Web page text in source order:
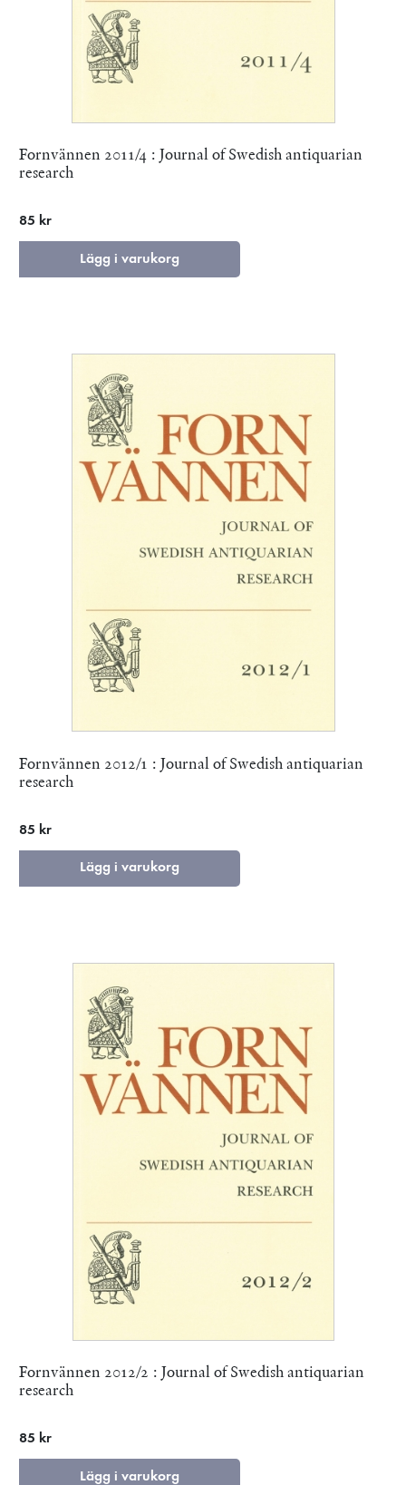
Fornvännen 2011/4 : Journal of Swedish antiquarian
research
85 kr
Lägg i varukorg
Fornvännen 2012/1 : Journal of Swedish antiquarian
research
85 kr
Lägg i varukorg
Fornvännen 2012/2 : Journal of Swedish antiquarian
research
85 kr
Lägg i varukorg